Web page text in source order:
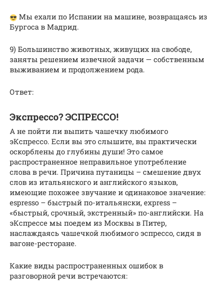
Мы ехали по Испании на машине, возвращаясь из
Бургоса в Мадрид.
9) Большинство животных, живущих на свободе,
заняты решением извечной задачи — собственным
выживанием и продолжением рода.
Ответ:
Экспрессо? ЭСПРЕССО!
А не пойти ли выпить чашечку любимого
эКспрессо. Если вы это слышите, вы практически
оскорблены до глубины души! Это самое
распространенное неправильное употребление
слова в речи. Причина путаницы – смешение двух
слов из итальянского и английского языков,
имеющие похожее звучание и одинаковое значение:
espresso – быстрый по-итальянски, express –
«быстрый, срочный, экстренный» по-английски. На
эКспрессе мы поедем из Москвы в Питер,
наслаждаясь чашечкой любимого эспрессо, сидя в
вагоне-ресторане.
Какие виды распространенных ошибок в
разговорной речи встречаются: